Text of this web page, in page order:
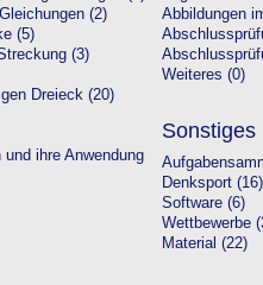
(2)
(5)
(3)
Dreieck (20)
ihre Anwendung
Abbildungen
Weiteres (0)
Sonstiges
Denksport (16)
Software (6)
Wettbewerbe
Material (22)